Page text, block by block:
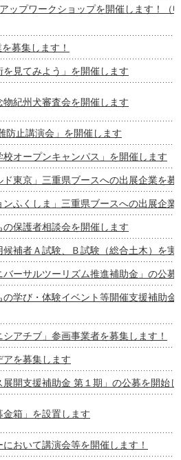
ップワークショップを開催します！（
募集します！
見てみよう」を開催します
紀州犬審査会を開催します
防止講演会」を開催します
校オープンキャンパス」を開催します
ド東京」三重県ブースへの出展企業を募
ンふくしま」三重県ブースへの出展企業
保護者相談会を開催します
補者Ａ試験、Ｂ試験（総合土木）を実
バーサルツーリズム推進補助金」の公募
学び・体験イベント等開催支援補助金
シアチブ」参画事業者を募集します！
アを募集します
開支援補助金 第１期」の公募を開始
金箱」を設置します
おいて講演会等を開催します！